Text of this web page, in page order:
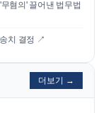
혐의' 끌어낸 법무법
치 결정 ↗
더보기 →